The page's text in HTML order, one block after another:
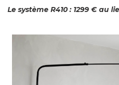
Le système R410 : 1299 € au